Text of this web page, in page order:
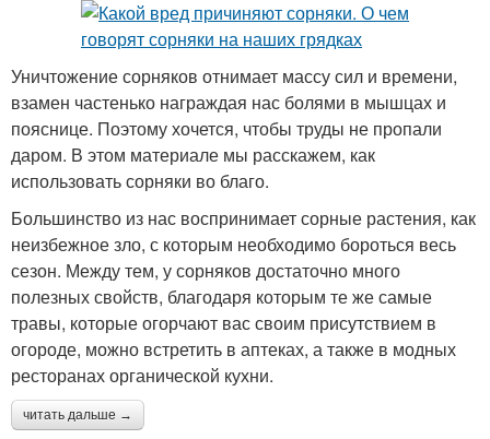
Уничтожение сорняков отнимает массу сил и времени,
взамен частенько награждая нас болями в мышцах и
пояснице. Поэтому хочется, чтобы труды не пропали
даром. В этом материале мы расскажем, как
использовать сорняки во благо.
Большинство из нас воспринимает сорные растения, как
неизбежное зло, с которым необходимо бороться весь
сезон. Между тем, у сорняков достаточно много
полезных свойств, благодаря которым те же самые
травы, которые огорчают вас своим присутствием в
огороде, можно встретить в аптеках, а также в модных
ресторанах органической кухни.
читать дальше →